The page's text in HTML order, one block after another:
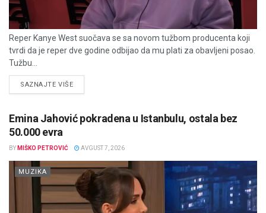
Reper Kanye West suočava se sa novom tužbom producenta koji
tvrdi da je reper dve godine odbijao da mu plati za obavljeni posao.
Tužbu...
SAZNAJTE VIŠEDETAILS
Emina Jahović pokradena u Istanbulu, ostala bez
50.000 evra
BY MIŠKO PETROVIĆ AVGUST 7, 2026
MUZIKA